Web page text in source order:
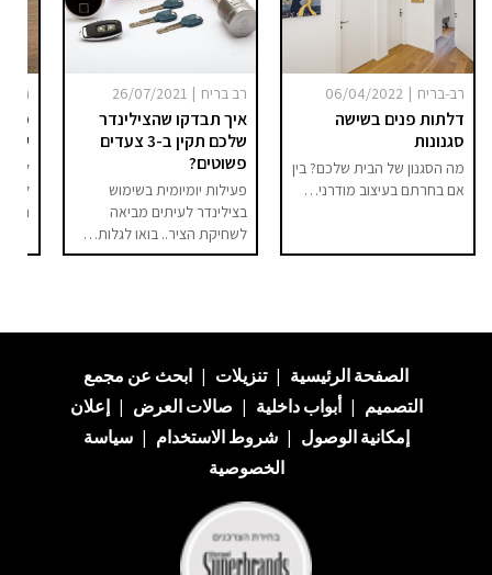
רב-בריח |
06/04/2022
דלתות פנים בשישה
סגנונות
מה הסגנון של הבית שלכם? בין
אם בחרתם בעיצוב מודרני…
רב בריח |
26/07/2021
איך תבדקו שהצילינדר
שלכם תקין ב-3 צעדים
פשוטים?
פעילות יומיומית בשימוש
בצילינדר לעיתים מביאה
לשחיקת הציר.. בואו לגלות…
רב
מה
الصفحة الرئيسية | تنزيلات | ابحث عن مجمع
التصميم | أبواب داخلية | صالات العرض | إعلان
إمكانية الوصول | شروط الاستخدام | سياسة
الخصوصية